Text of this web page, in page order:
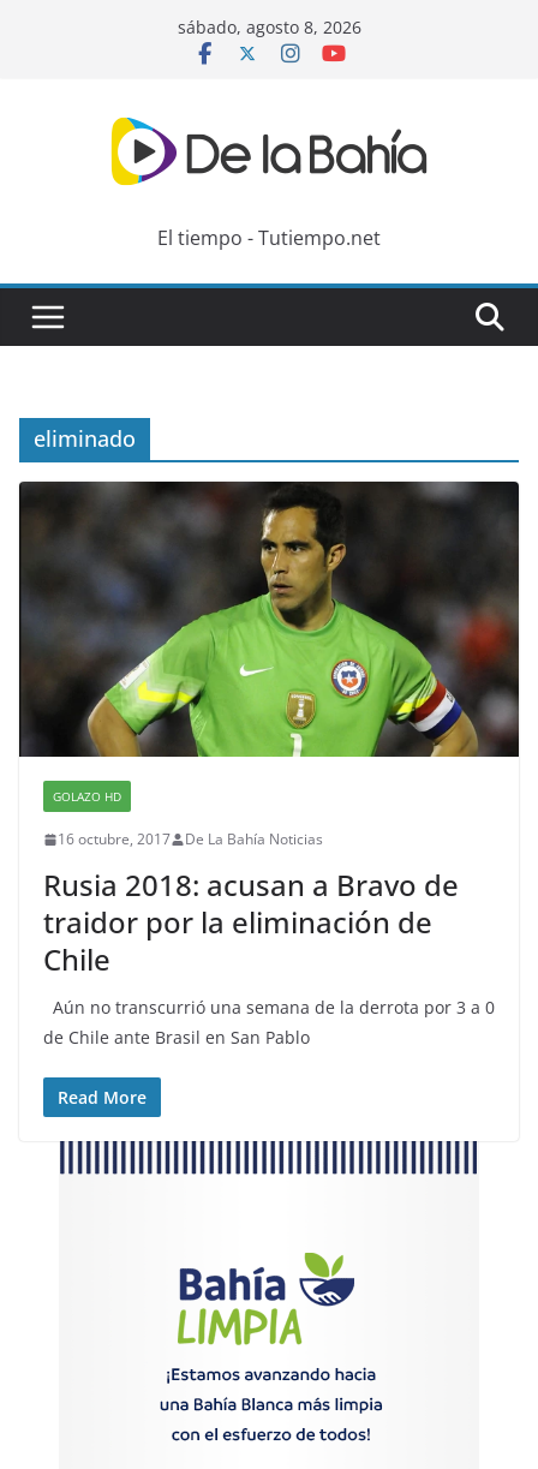
sábado, agosto 8, 2026
El tiempo - Tutiempo.net
eliminado
GOLAZO HD
16 octubre, 2017 De La Bahía Noticias
Rusia 2018: acusan a Bravo de
traidor por la eliminación de
Chile
Aún no transcurrió una semana de la derrota por 3 a 0
de Chile ante Brasil en San Pablo
Read More